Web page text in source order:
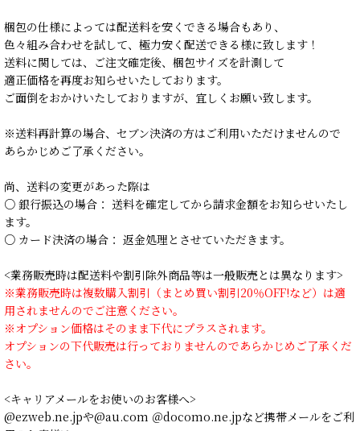
梱包の仕様によっては配送料を安くできる場合もあり、
色々組み合わせを試して、極力安く配送できる様に致します！
送料に関しては、ご注文確定後、梱包サイズを計測して
適正価格を再度お知らせいたしております。
ご面倒をおかけいたしておりますが、宜しくお願い致します。
※送料再計算の場合、セブン決済の方はご利用いただけませんので
あらかじめご了承ください。
尚、送料の変更があった際は
○ 銀行振込の場合： 送料を確定してから請求金額をお知らせいたし
ます。
○ カード決済の場合： 返金処理とさせていただきます。
<業務販売時は配送料や割引除外商品等は一般販売とは異なります>
※業務販売時は複数購入割引（まとめ買い割引20％OFF!など）は適
用されませんのでご注意ください。
※オプション価格はそのまま下代にプラスされます。
オプションの下代販売は行っておりませんのであらかじめご了承くだ
さい。
<キャリアメールをお使いのお客様へ>
@ezweb.ne.jpや@au.com ＠docomo.ne.jpなど携帯メールをご利